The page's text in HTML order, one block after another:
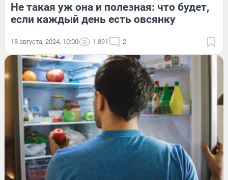
Не такая уж она и полезная: что будет,
если каждый день есть овсянку
18 августа, 2024, 10:00 1 891 2